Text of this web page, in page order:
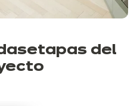
etapas del